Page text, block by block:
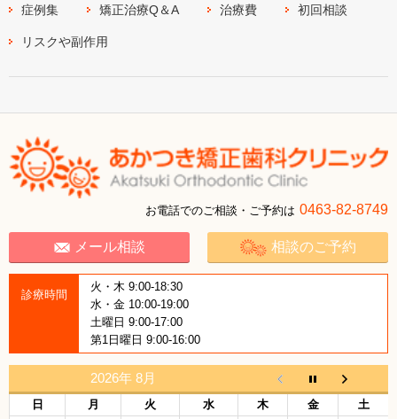
症例集
矯正治療Q＆A 治療費 初回相談
リスクや副作用
お電話でのご相談・ご予約は 0463-82-8749
メール相談 相談のご予約
診療時間
火・木 9:00-18:30
水・金 10:00-19:00
土曜日 9:00-17:00
第1日曜日 9:00-16:00
2026年 8月
日 月 火 水 木 金 土